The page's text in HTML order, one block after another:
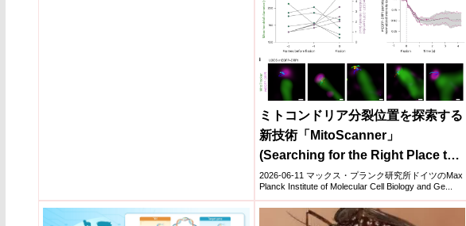
ミトコンドリア分裂位置を探索する
新技術「MitoScanner」
(Searching for the Right Place to
Divide Mitochondria)
2026-06-11 マックス・プランク研究所ドイツのMax
Planck Institute of Molecular Cell Biology and Ge...